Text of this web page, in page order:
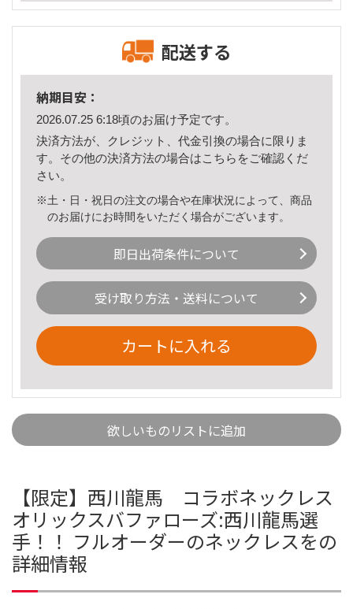
配送する
納期目安：
2026.07.25 6:18頃のお届け予定です。
決済方法が、クレジット、代金引換の場合に限りま
す。その他の決済方法の場合はこちら をご確認くだ
さい。
※土・日・祝日の注文の場合や在庫状況によって、商品
のお届けにお時間をいただく場合がございます。
即日出荷条件について
受け取り方法・送料について
カートに入れる
欲しいものリストに追加
【限定】西川龍馬 コラボネックレス
オリックスバファローズ:西川龍馬選
手！！ フルオーダーのネックレスをの
詳細情報